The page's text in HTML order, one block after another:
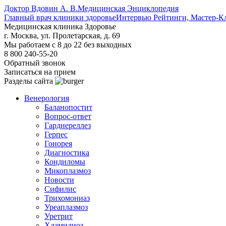
Доктор Вдовин А. В.Медицинская Энциклопедия
Главный врач клиники здоровьеИнтервью Рейтинги, Мастер-
Медицинская клиника Здоровье
г. Москва, ул. Пролетарская, д. 69
Мы работаем с 8 до 22 без выходных
8 800 240-55-20
Обратный звонок
Записаться на прием
Разделы сайта
Венерология
Баланопостит
Вопрос-ответ
Гарднереллез
Герпес
Гонорея
Диагностика
Кондиломы
Микоплазмоз
Новости
Сифилис
Трихомониаз
Уреаплазмоз
Уретрит